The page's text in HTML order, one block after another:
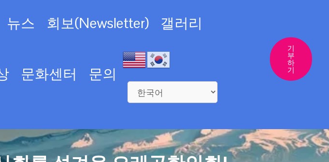
뉴스 회보(Newsletter) 갤러리
문화센터 문의
기
부
하
기